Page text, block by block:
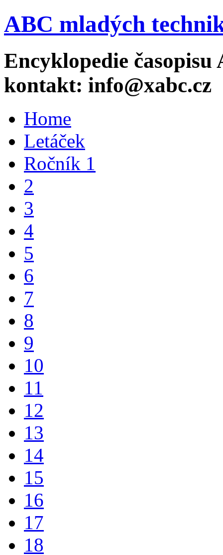
ABC mladých
Encyklopedie časopisu
kontakt: info@xabc.cz
Home
Letáček
Ročník 1
2
3
4
5
6
7
8
9
10
11
12
13
14
15
16
17
18